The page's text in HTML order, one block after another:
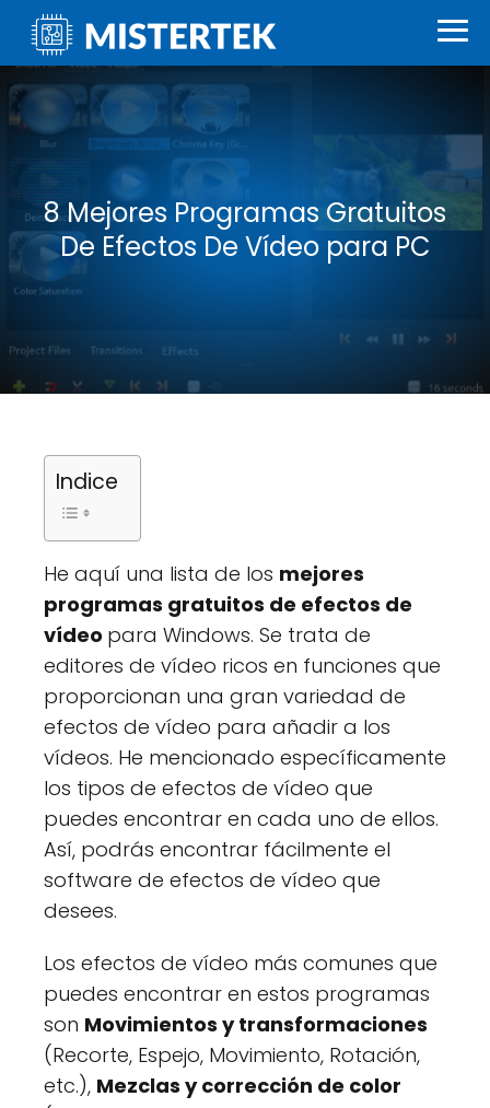
8 Mejores Programas Gratuitos
De Efectos De Vídeo para PC
Indice
He aquí una lista de los mejores
programas gratuitos de efectos de
vídeo para Windows. Se trata de
editores de vídeo ricos en funciones que
proporcionan una gran variedad de
efectos de vídeo para añadir a los
vídeos. He mencionado específicamente
los tipos de efectos de vídeo que
puedes encontrar en cada uno de ellos.
Así, podrás encontrar fácilmente el
software de efectos de vídeo que
desees.
Los efectos de vídeo más comunes que
puedes encontrar en estos programas
son Movimientos y transformaciones
(Recorte, Espejo, Movimiento, Rotación,
etc.), Mezclas y corrección de color